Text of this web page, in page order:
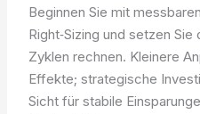
Beginnen Sie mit
Right‑Sizing und setzen
Zyklen rechnen. Kleinere
Effekte; strategische
Sicht für stabile